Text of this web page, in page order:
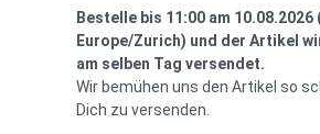
Bestelle bis 11:00 am
Europe/Zurich) und der Artikel
am selben Tag versendet.
Wir bemühen uns den Artikel so
Dich zu versenden.